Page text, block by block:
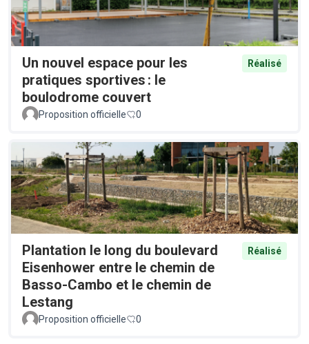
Un nouvel espace pour les
pratiques sportives : le
boulodrome couvert
Réalisé
Proposition officielle 0
Plantation le long du boulevard
Eisenhower entre le chemin de
Basso-Cambo et le chemin de
Lestang
Réalisé
Proposition officielle 0